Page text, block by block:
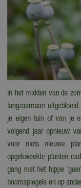
In het midden van de
langzaamaan
je eigen tuin of van je
volgend jaar opnieuw
voor niets nieuwe
opgekweekte planten
gang met het hippe
boomspiegels en op